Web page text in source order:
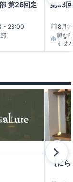
んず喫茶店）
【通常営業
第26回定
- 23:00
第63
8月
暇な
ませ
【に